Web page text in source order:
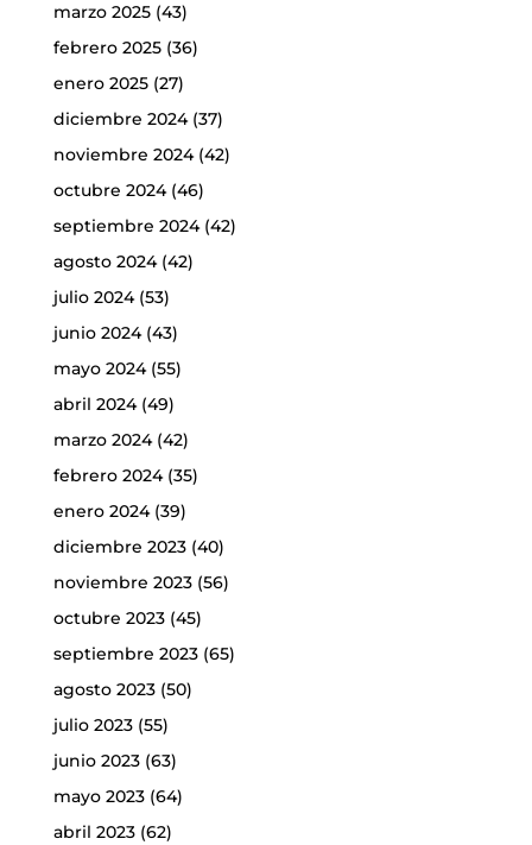
marzo 2025(43)
febrero 2025(36)
enero 2025(27)
diciembre 2024(37)
noviembre 2024(42)
octubre 2024(46)
septiembre 2024(42)
agosto 2024(42)
julio 2024(53)
junio 2024(43)
mayo 2024(55)
abril 2024(49)
marzo 2024(42)
febrero 2024(35)
enero 2024(39)
diciembre 2023(40)
noviembre 2023(56)
octubre 2023(45)
septiembre 2023(65)
agosto 2023(50)
julio 2023(55)
junio 2023(63)
mayo 2023(64)
abril 2023(62)